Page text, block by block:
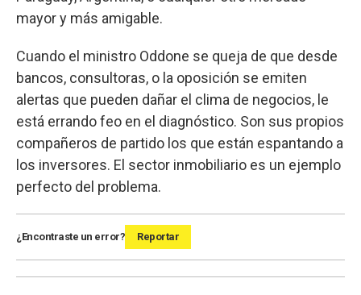
mayor y más amigable.
Cuando el ministro Oddone se queja de que desde
bancos, consultoras, o la oposición se emiten
alertas que pueden dañar el clima de negocios, le
está errando feo en el diagnóstico. Son sus propios
compañeros de partido los que están espantando a
los inversores. El sector inmobiliario es un ejemplo
perfecto del problema.
¿Encontraste un error? Reportar